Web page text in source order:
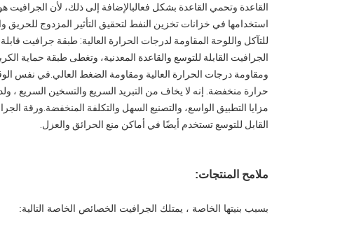
القاعدة وتحمي القاعدة بشكل فعالبالإضافة إلى ذلك، لأن الجرافيت
استخدامها في خزانات تخزين النفط لتحقيق التأثير المزدوج للحريق
للتآكل واللوحة المقاومة لدرجات الحرارة العالية: طبقة جرافيت
الجرافيت القابلة للتوسع والقاعدة المعدنية، وتغطى طبقة حماية
ومقاومة درجات الحرارة العالية ومقاومة الضغط العالي.في
مزايا التطبيق الواسع، والتصنيع السهل والتكلفة
القابل للتوسع تستخدم أيضًا في أماكن منع الحرائق والعزل.
ملامح المنتجات:
بسبب بنيتها الخاصة ، يمتلك الجرافيت الخصائص الخاصة التالية: